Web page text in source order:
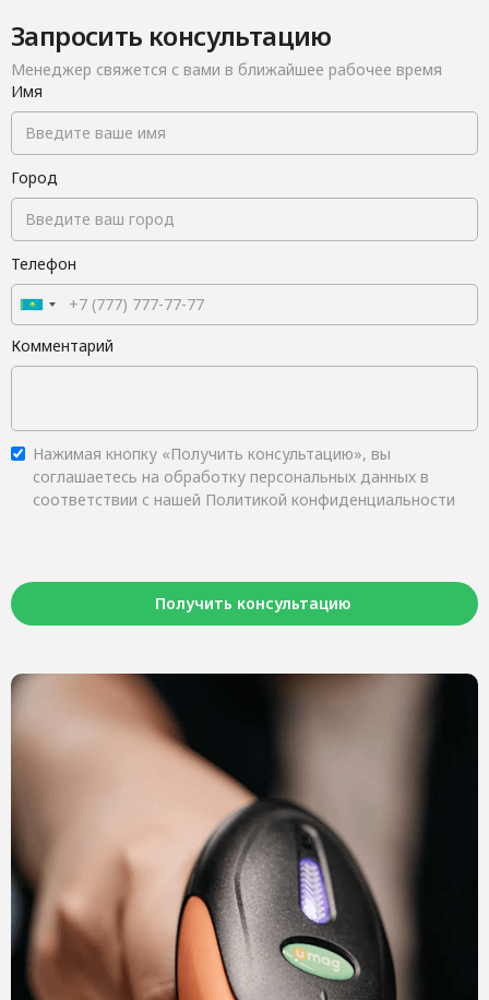
Запросить консультацию
Менеджер свяжется с вами в ближайшее рабочее время
Имя
Город
Телефон
Комментарий
Нажимая кнопку «Получить консультацию», вы
соглашаетесь на обработку персональных данных в
соответствии с нашей Политикой конфиденциальности